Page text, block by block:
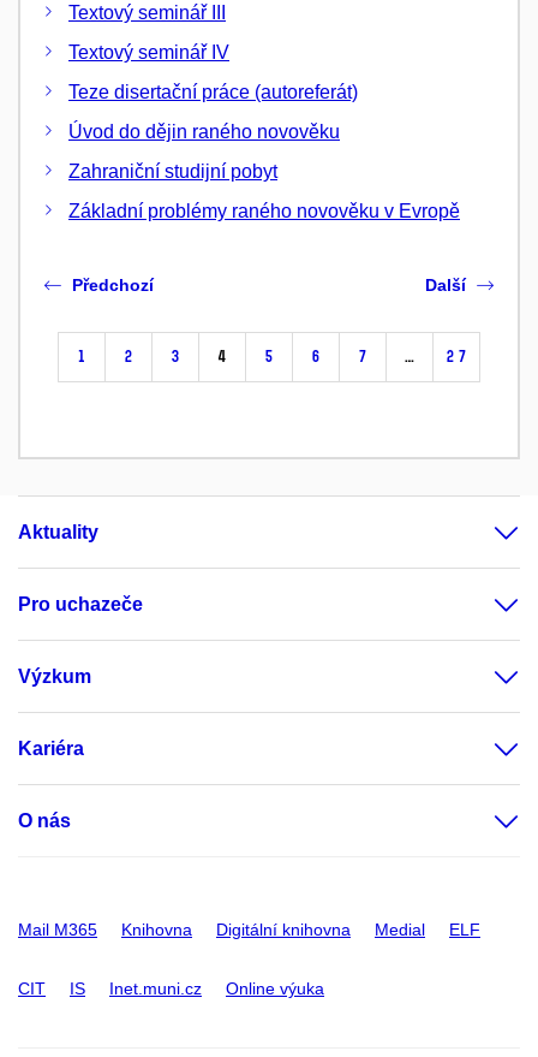
Textový seminář III
Textový seminář IV
Teze disertační práce (autoreferát)
Úvod do dějin raného novověku
Zahraniční studijní pobyt
Základní problémy raného novověku v Evropě
Předchozí
1 2 3 4 5 6 7 … 27
Další
Aktuality
Pro uchazeče
Výzkum
Kariéra
O nás
Mail M365 Knihovna Digitální knihovna Medial ELF
CIT IS Inet.muni.cz Online výuka